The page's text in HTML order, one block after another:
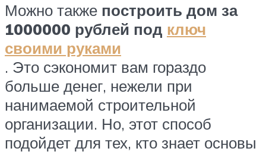
Можно также построить дом за
1000000 рублей под ключ
своими руками
. Это сэкономит вам гораздо
больше денег, нежели при
нанимаемой строительной
организации. Но, этот способ
подойдет для тех, кто знает основы